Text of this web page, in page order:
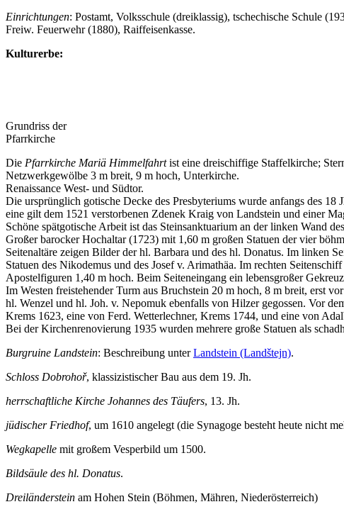
Einrichtungen: Postamt, Volksschule (dreiklassig), tschechische Schule
Freiw. Feuerwehr (1880), Raiffeisenkasse.
Kulturerbe:
Grundriss der
Pfarrkirche
Die Pfarrkirche Mariä Himmelfahrtist eine dreischiffige Staffelkirche;
Netzwerkgewölbe 3 m breit, 9 m hoch, Unterkirche.
Renaissance West- und Südtor.
Die ursprünglich gotische Decke des Presbyteriums wurde anfangs des
eine gilt dem 1521 verstorbenen Zdenek Kraig von Landstein und einer
Schöne spätgotische Arbeit ist das Steinsanktuarium an der linken Wand
Großer barocker Hochaltar (1723) mit 1,60 m großen Statuen der vier
Seitenaltäre zeigen Bilder der hl. Barbara und des hl. Donatus. Im linken
Statuen des Nikodemus und des Josef v. Arimathäa. Im rechten
Apostelfiguren 1,40 m hoch. Beim Seiteneingang ein lebensgroßer
Im Westen freistehender Turm aus Bruchstein 20 m hoch, 8 m breit, erst
hl. Wenzel und hl. Joh. v. Nepomuk ebenfalls von Hilzer gegossen. Vor
Krems 1623, eine von Ferd. Wetterlechner, Krems 1744, und eine von
Bei der Kirchenrenovierung 1935 wurden mehrere große Statuen als
Burgruine Landstein: Beschreibung unterLandstein (Landštejn).
Schloss Dobrohoř, klassizistischer Bau aus dem 19. Jh.
herrschaftliche Kirche Johannes des Täufers, 13. Jh.
jüdischer Friedhof, um 1610 angelegt (die Synagoge besteht heute nicht
Wegkapelle mit großem Vesperbild um 1500.
Bildsäule des hl. Donatus.
Dreiländerstein am Hohen Stein (Böhmen, Mähren, Niederösterreich)